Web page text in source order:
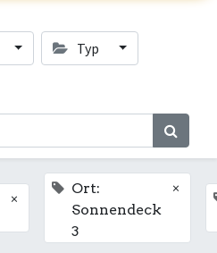
Typ
×
Ort:
Sonnendeck
3
×